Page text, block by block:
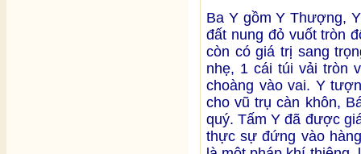
Ba Y gồm Y Thượng,
đất nung đỏ vuốt tròn
còn có giá trị sang
nhẹ, 1 cái túi vải tròn
choàng vào vai. Y
cho vũ trụ càn khôn,
quý. Tấm Y đã được
thực sự đứng vào